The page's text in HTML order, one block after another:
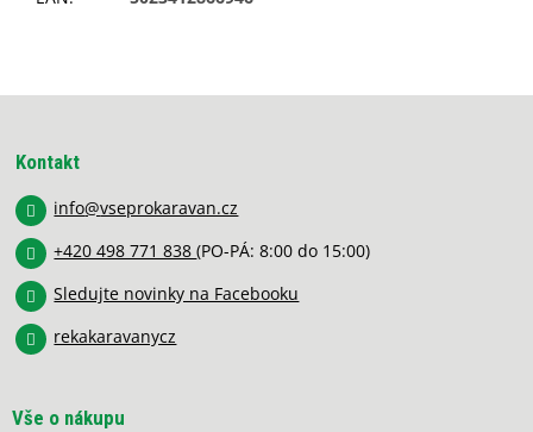
Kontakt
info@vseprokaravan.cz
+420 498 771 838(PO-PÁ: 8:00 do 15:00)
Sledujte novinky na Facebooku
rekakaravanycz
Vše o nákupu